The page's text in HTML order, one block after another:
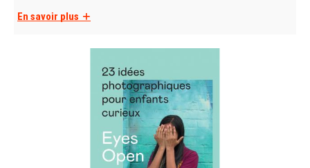
En savoir plus